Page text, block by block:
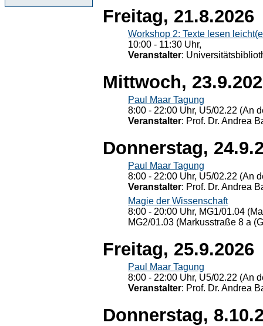
Freitag, 21.8.2026
Workshop 2: Texte lesen
10:00 - 11:30 Uhr,
Veranstalter:
Mittwoch,
Paul Maar Tagung
8:00 - 22:00 Uhr, U5/02.22 (An
Veranstalter: Prof. Dr. Andrea
Donnerstag,
Paul Maar Tagung
8:00 - 22:00 Uhr, U5/02.22 (An
Veranstalter: Prof. Dr. Andrea
Magie der Wissenschaft
8:00 - 20:00 Uhr, MG1/01.04
MG2/01.03 (Markusstraße 8 a
Freitag, 25.9.2026
Paul Maar Tagung
8:00 - 22:00 Uhr, U5/02.22 (An
Veranstalter: Prof. Dr. Andrea
Donnerstag,